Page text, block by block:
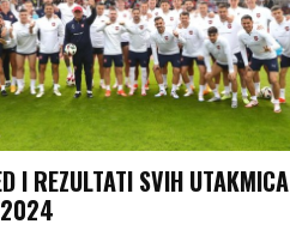
I REZULTATI SVIH UTAKMICA
2024